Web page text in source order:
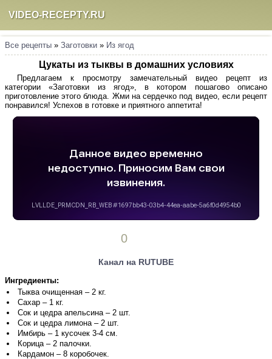
VIDEO-RECEPTY.RU
Все рецепты » Заготовки » Из ягод
Цукаты из тыквы в домашних условиях
Предлагаем к просмотру замечательный видео рецепт из
категории «Заготовки из ягод», в котором пошагово описано
приготовление этого блюда. Жми на сердечко под видео, если рецепт
понравился! Успехов в готовке и приятного аппетита!
0
Канал на RUTUBE
Ингредиенты:
Тыква очищенная – 2 кг.
Сахар – 1 кг.
Сок и цедра апельсина – 2 шт.
Сок и цедра лимона – 2 шт.
Имбирь – 1 кусочек 3-4 см.
Корица – 2 палочки.
Кардамон – 8 коробочек.